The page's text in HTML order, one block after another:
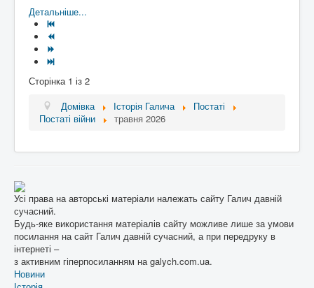
Детальніше...
Сторінка 1 із 2
Домівка
Історія Галича
Постаті
Постаті війни
травня 2026
Усі права на авторські матеріали належать сайту Галич давній
сучасний.
Будь-яке використання матеріалів сайту можливе лише за умови
посилання на сайт Галич давній сучасний, а при передруку в
інтернеті –
з активним гіперпосиланням на galych.com.ua.
Новини